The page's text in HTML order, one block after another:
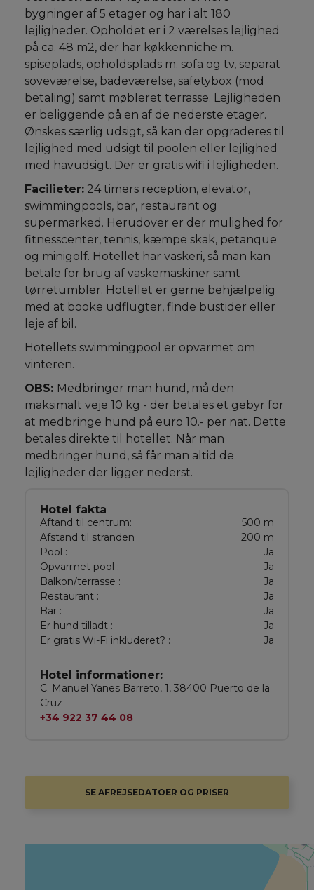
bygninger af 5 etager og har i alt 180
lejligheder. Opholdet er i 2 værelses lejlighed
på ca. 48 m2, der har køkkenniche m.
spiseplads, opholdsplads m. sofa og tv, separat
soveværelse, badeværelse, safetybox (mod
betaling) samt møbleret terrasse. Lejligheden
er beliggende på en af de nederste etager.
Ønskes særlig udsigt, så kan der opgraderes til
lejlighed med udsigt til poolen eller lejlighed
med havudsigt. Der er gratis wifi i lejligheden.
Facilieter: 24 timers reception, elevator,
swimmingpools, bar, restaurant og
supermarked. Herudover er der mulighed for
fitnesscenter, tennis, kæmpe skak, petanque
og minigolf. Hotellet har vaskeri, så man kan
betale for brug af vaskemaskiner samt
tørretumbler. Hotellet er gerne behjælpelig
med at booke udflugter, finde bustider eller
leje af bil.
Hotellets swimmingpool er opvarmet om
vinteren.
OBS: Medbringer man hund, må den
maksimalt veje 10 kg - der betales et gebyr for
at medbringe hund på euro 10.- per nat. Dette
betales direkte til hotellet. Når man
medbringer hund, så får man altid de
lejligheder der ligger nederst.
Hotel fakta
Aftand til centrum:
500 m
Afstand til stranden
200 m
Pool :
Ja
Opvarmet pool :
Ja
Balkon/terrasse :
Ja
Restaurant :
Ja
Bar :
Ja
Er hund tilladt :
Ja
Er gratis Wi-Fi inkluderet? :
Ja
Hotel informationer:
C. Manuel Yanes Barreto, 1, 38400 Puerto de la
Cruz
+34 922 37 44 08
SE AFREJSEDATOER OG PRISER